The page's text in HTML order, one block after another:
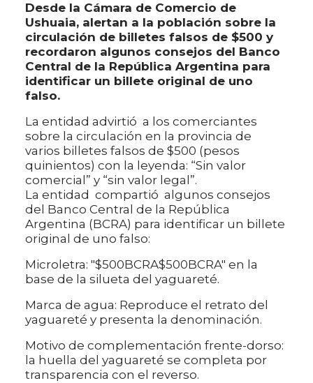
Desde la Cámara de Comercio de
Ushuaia, alertan a la población sobre la
circulación de billetes falsos de $500 y
recordaron algunos consejos del Banco
Central de la República Argentina para
identificar un billete original de uno
falso.
La entidad advirtió a los comerciantes
sobre la circulación en la provincia de
varios billetes falsos de $500 (pesos
quinientos) con la leyenda: “Sin valor
comercial” y “sin valor legal”.
La entidad compartió algunos consejos
del Banco Central de la República
Argentina (BCRA) para identificar un billete
original de uno falso:
Microletra: "$500BCRA$500BCRA" en la
base de la silueta del yaguareté.
Marca de agua: Reproduce el retrato del
yaguareté y presenta la denominación.
Motivo de complementación frente-dorso:
la huella del yaguareté se completa por
transparencia con el reverso.